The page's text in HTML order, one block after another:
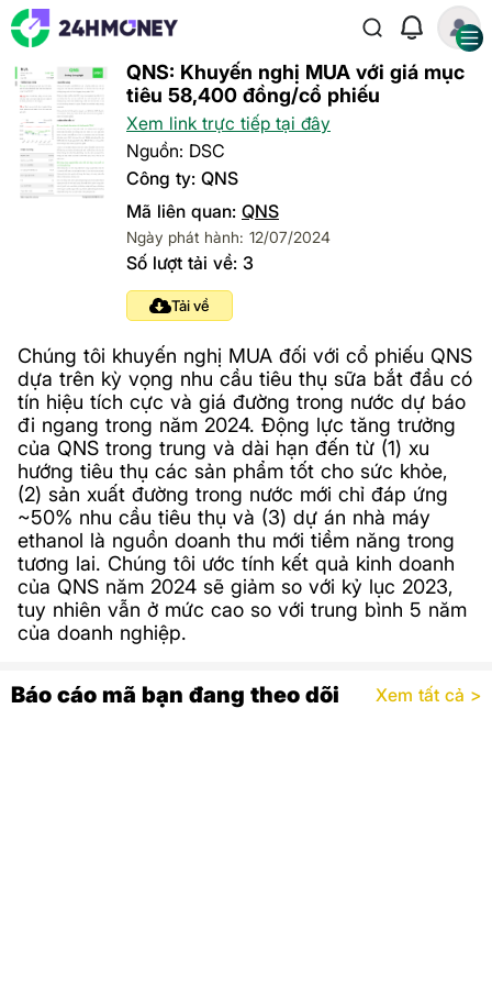
QNS: Khuyến nghị MUA với giá mục
tiêu 58,400 đồng/cổ phiếu
Xem link trực tiếp tại đây
Nguồn: DSC
Công ty: QNS
Mã liên quan: QNS
Ngày phát hành: 12/07/2024
Số lượt tải về: 3
Tải về
Chúng tôi khuyến nghị MUA đối với cổ phiếu QNS
dựa trên kỳ vọng nhu cầu tiêu thụ sữa bắt đầu có
tín hiệu tích cực và giá đường trong nước dự báo
đi ngang trong năm 2024. Động lực tăng trưởng
của QNS trong trung và dài hạn đến từ (1) xu
hướng tiêu thụ các sản phẩm tốt cho sức khỏe,
(2) sản xuất đường trong nước mới chỉ đáp ứng
~50% nhu cầu tiêu thụ và (3) dự án nhà máy
ethanol là nguồn doanh thu mới tiềm năng trong
tương lai. Chúng tôi ước tính kết quả kinh doanh
của QNS năm 2024 sẽ giảm so với kỷ lục 2023,
tuy nhiên vẫn ở mức cao so với trung bình 5 năm
của doanh nghiệp.
Báo cáo mã bạn đang theo dõi Xem tất cả >